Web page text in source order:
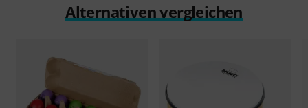
Alternativen vergleichen